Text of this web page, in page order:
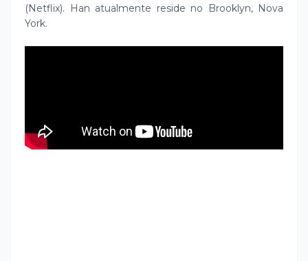
(Netflix). Han atualmente reside no Brooklyn, Nova
York.